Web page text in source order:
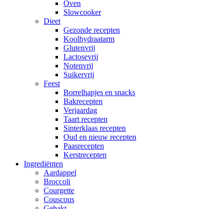
Oven
Slowcooker
Dieet
Gezonde recepten
Koolhydraatarm
Glutenvrij
Lactosevrij
Notenvrij
Suikervrij
Feest
Borrelhapjes en snacks
Bakrecepten
Verjaardag
Taart recepten
Sinterklaas recepten
Oud en nieuw recepten
Paasrecepten
Kerstrecepten
Ingrediënten
Aardappel
Broccoli
Courgette
Couscous